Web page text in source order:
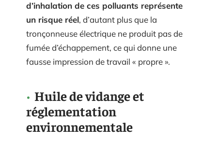
d’inhalation de ces polluants représente
un risque réel, d’autant plus que la
tronçonneuse électrique ne produit pas de
fumée d’échappement, ce qui donne une
fausse impression de travail « propre ».
Huile de vidange et
réglementation
environnementale